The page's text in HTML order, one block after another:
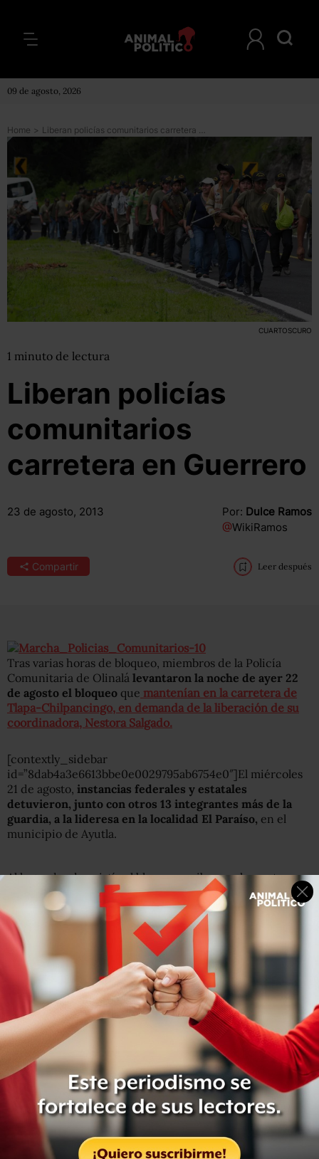
09 de agosto, 2026
Home > Liberan policías comunitarios carretera en Guerrero
CUARTOSCURO
1 minuto de lectura
Liberan policías
comunitarios
carretera en Guerrero
23 de agosto, 2013 Por: Dulce Ramos
@WikiRamos
Compartir Leer después
Tras varias horas de bloqueo, miembros de la Policía
Comunitaria de Olinalá levantaron la noche de ayer 22
de agosto el bloqueo que mantenían en la carretera de
Tlapa-Chilpancingo, en demanda de la liberación de su
coordinadora, Nestora Salgado.
[contextly_sidebar
id=”8dab4a3e6613bbe0e0029795ab6754e0″]El miércoles
21 de agosto, instancias federales y estatales
detuvieron, junto con otros 13 integrantes más de la
guardia, a la lideresa en la localidad El Paraíso, en el
municipio de Ayutla.
Al lugar donde existía el bloqueo arribaron elementos
federales para
liberar a dos de sus compañeros que
habían sido retenidospor los manifestantes, en protesta
por la detención de Salgado.
Minutos antes de las 21:00 horas, los inconformes
decidieron levantar el bloqueo, al ser informados que
serán atendidos en una reunión por autoridades de la
entidad.